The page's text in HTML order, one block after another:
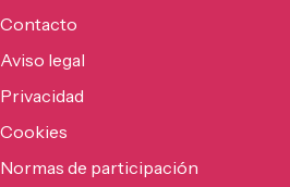
Contacto
Aviso legal
Privacidad
Cookies
Normas de participación